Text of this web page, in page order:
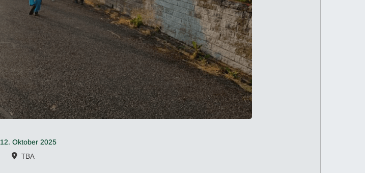
12. Oktober 2025
TBA